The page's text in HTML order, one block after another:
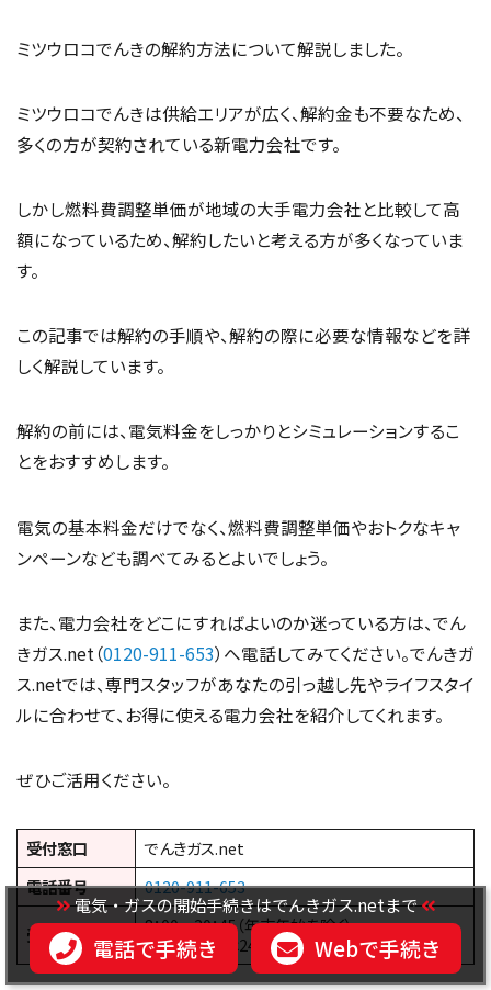
ミツウロコでんきの解約方法について解説しました。
ミツウロコでんきは供給エリアが広く、解約金も不要なため、
多くの方が契約されている新電力会社です。
しかし燃料費調整単価が地域の大手電力会社と比較して高
額になっているため、解約したいと考える方が多くなっていま
す。
この記事では解約の手順や、解約の際に必要な情報などを詳
しく解説しています。
解約の前には、電気料金をしっかりとシミュレーションするこ
とをおすすめします。
電気の基本料金だけでなく、燃料費調整単価やおトクなキャ
ンペーンなども調べてみるとよいでしょう。
また、電力会社をどこにすればよいのか迷っている方は、でん
きガス.net（0120-911-653）へ電話してみてください。でんきガ
ス.netでは、専門スタッフがあなたの引っ越し先やライフスタイ
ルに合わせて、お得に使える電力会社を紹介してくれます。
ぜひご活用ください。
受付窓口
でんきガス.net
電話番号
0120-911-653
受付時間
8：00～20：45（年末年始を除く）
※Web受付 は24時間受付
電気・ガスの開始手続きはでんきガス.netまで
電話で手続き Webで手続き